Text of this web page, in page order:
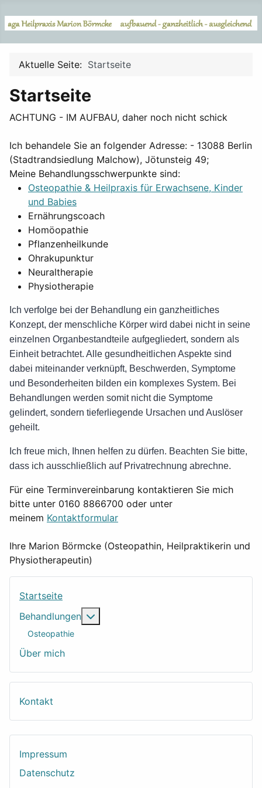
Aktuelle Seite: Startseite
Startseite
ACHTUNG - IM AUFBAU, daher noch nicht schick
Ich behandele Sie an folgender Adresse: - 13088 Berlin
(Stadtrandsiedlung Malchow), Jötunsteig 49;
Meine Behandlungsschwerpunkte sind:
Osteopathie & Heilpraxis für Erwachsene, Kinder
und Babies
Ernährungscoach
Homöopathie
Pflanzenheilkunde
Ohrakupunktur
Neuraltherapie
Physiotherapie
Ich verfolge bei der Behandlung ein ganzheitliches
Konzept, der menschliche Körper wird dabei nicht in seine
einzelnen Organbestandteile aufgegliedert, sondern als
Einheit betrachtet. Alle gesundheitlichen Aspekte sind
dabei miteinander verknüpft, Beschwerden, Symptome
und Besonderheiten bilden ein komplexes System. Bei
Behandlungen werden somit nicht die Symptome
gelindert, sondern tieferliegende Ursachen und Auslöser
geheilt.
Ich freue mich, Ihnen helfen zu dürfen. Beachten Sie bitte,
dass ich ausschließlich auf Privatrechnung abrechne.
Für eine Terminvereinbarung kontaktieren Sie mich
bitte unter 0160 8866700 oder unter
meinem Kontaktformular
Ihre Marion Börmcke (Osteopathin, Heilpraktikerin und
Physiotherapeutin)
Startseite
Behandlungen
Osteopathie
Über mich
Kontakt
Impressum
Datenschutz